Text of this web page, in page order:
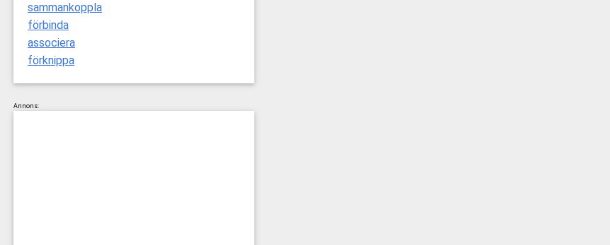
sammankoppla
förbinda
associera
förknippa
Annons: